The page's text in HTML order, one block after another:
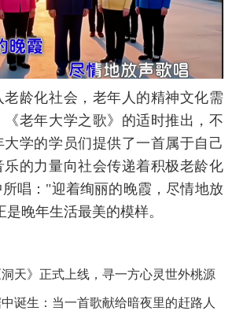
老龄化社会，老年人的精神文化需
老年大学之歌》的适时推出，不
学的学员们提供了一首属于自己
乐的力量向社会传递着积极老龄化
唱："迎着绚丽的晚霞，尽情地放
晚年生活最美的模样。
天》正式上线，寻一方心灵世外桃源
诞生：当一首歌献给暗夜里的赶路人